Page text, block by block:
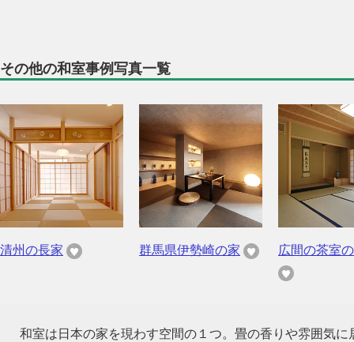
その他の和室事例写真一覧
清州の長家 群馬県伊勢崎の家 広間の茶室
和室は日本の家を現わす空間の１つ。畳の香りや雰囲気